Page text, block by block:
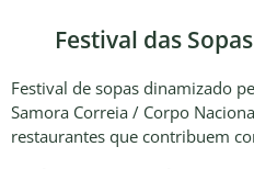
Festival das
Festival de sopas dinamizado
Samora Correia / Corpo
restaurantes que contribuem